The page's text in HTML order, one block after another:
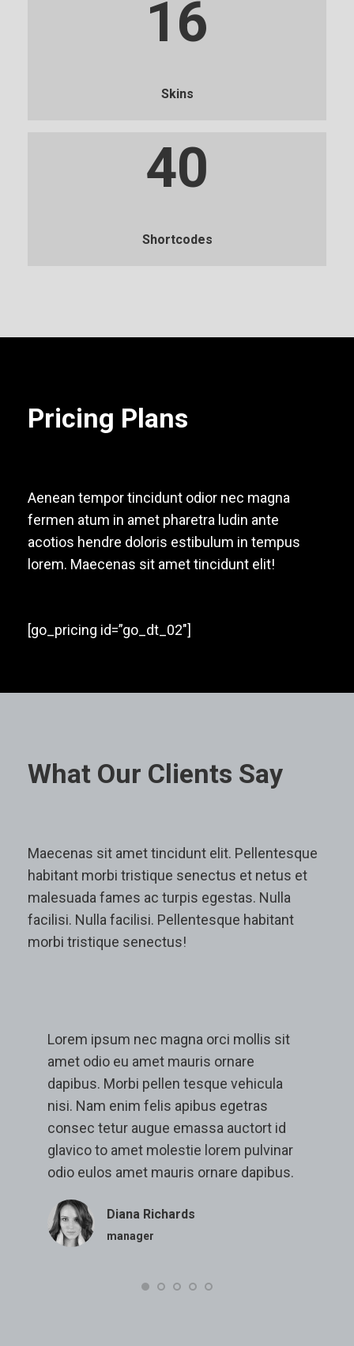
16
Skins
40
Shortcodes
Pricing Plans
Aenean tempor tincidunt odior nec magna
fermen atum in amet pharetra ludin ante
acotios hendre doloris estibulum in tempus
lorem. Maecenas sit amet tincidunt elit!
[go_pricing id=”go_dt_02″]
What Our Clients Say
Maecenas sit amet tincidunt elit. Pellentesque
habitant morbi tristique senectus et netus et
malesuada fames ac turpis egestas. Nulla
facilisi. Nulla facilisi. Pellentesque habitant
morbi tristique senectus!
Lorem ipsum nec magna orci mollis sit
amet odio eu amet mauris ornare
dapibus. Morbi pellen tesque vehicula
nisi. Nam enim felis apibus egetras
consec tetur augue emassa auctort id
glavico to amet molestie lorem pulvinar
odio eulos amet mauris ornare dapibus.
Diana Richards
manager